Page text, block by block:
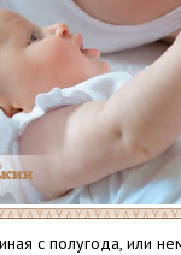
с полугода, или